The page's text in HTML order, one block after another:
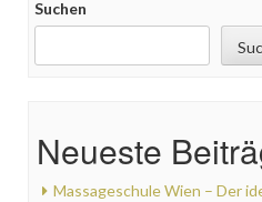
Suchen
Neueste
Massageschule Wien – Der